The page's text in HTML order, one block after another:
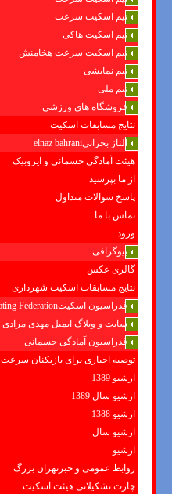
تیم اسکیت سرعت
تیم اسکیت هاکی
تیم اسکیت سرعت هخامنش
تیم نمایشی
تیم ملی
فروشگاه های ورزشی
نتایج مسابقات اسکیت
الناز بحرانیelnaz bahrani
هیئت آمادگی جسمانی و ایروبیک
از ما بپرسید
پاسخ سوالات متداول
تماس با ما
ورود
بیوگرافی
گالری عکس
نتایج مسابقات اسکیت شهرداری
فدراسیون اسکیتIran Roller Skating Federation
سایت و وبلاگ ایمیل مهدی مرادی
فدراسیون آمادگی جسمانی
توصیه اجباری برای بازیکنان سرعت
ارشیو 1389
ارشیو سال 1389
ارشیو 1388
ارشیو سال
ارشیو
روابط عمومی و خبرتهران بزرگ
چارت تشکیلاتی هیئت اسکیت